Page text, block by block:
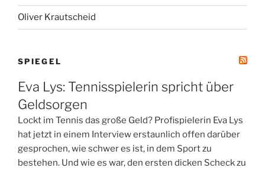
Oliver Krautscheid
SPIEGEL
Eva Lys: Tennisspielerin spricht über
Geldsorgen
Lockt im Tennis das große Geld? Profispielerin Eva Lys
hat jetzt in einem Interview erstaunlich offen darüber
gesprochen, wie schwer es ist, in dem Sport zu
bestehen. Und wie es war, den ersten dicken Scheck zu